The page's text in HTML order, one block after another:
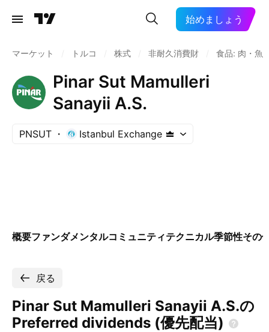
始めましょう
マーケット トルコ 株式 非耐久消費財 食品: 肉・魚
Pinar Sut Mamulleri
Sanayii A.S.
PNSUT Istanbul Exchange
概要ファンダメンタルコミュニティテクニカル季節性その
戻る
Pinar Sut Mamulleri Sanayii A.S.の
Preferred dividends (優先配当)